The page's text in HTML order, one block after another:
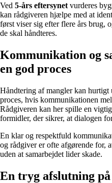
Ved 5-års eftersynet vurderes
kan rådgiveren hjælpe med at
først viser sig efter flere års brug,
de skal håndteres.
Kommunikation og
en god proces
Håndtering af mangler kan
proces, hvis kommunikationen
Rådgiveren kan her spille en
formidler, der sikrer, at dialogen
En klar og respektfuld
og rådgiver er ofte afgørende for,
uden at samarbejdet lider skade.
En tryg afslutning